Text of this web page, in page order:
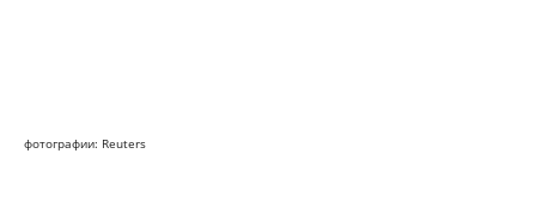
фотографии: Reuters